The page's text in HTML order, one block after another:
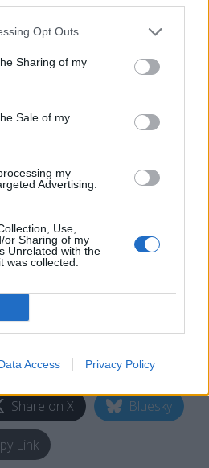
Opt Outs
Sharing of my
Sale of my
my
Advertising.
Use,
or Sharing of my
Unrelated with the
was collected.
Access Privacy Policy
τους αποτελεί
μας. Γι’ αυτό και
της εργατικής νομοθεσίας
είναι βασικό μέλημά μας».
Υπουργός Τουρισμού, Όλγα
«Ιδιαίτερα
και Κοινωνικής Ασφάλισης,
Κοινός τόπος της
μέριμνάς μας αποτελεί
του ελληνικού
ο ανθρώπινος παράγοντας.
με εξασφαλισμένα
συνθήκες εργασίες, με
προϊόντος».
Share on X Bluesky
Link